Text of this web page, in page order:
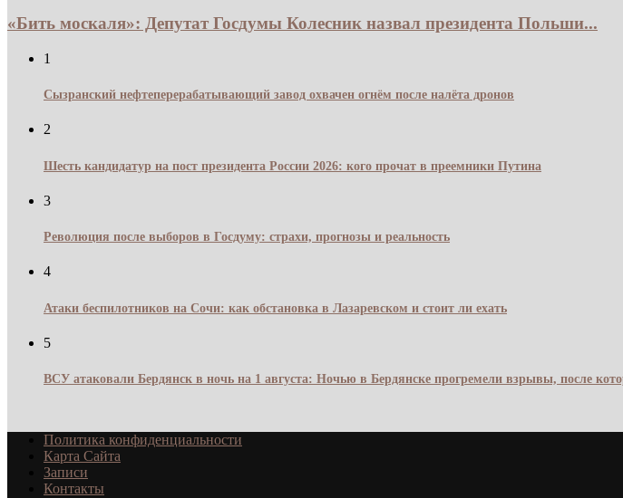
«Бить москаля»: Депутат Госдумы Колесник назвал президента Польши...
1
Сызранский нефтеперерабатывающий завод охвачен огнём после налёта дронов
2
Шесть кандидатур на пост президента России 2026: кого прочат в преемники Путина
3
Революция после выборов в Госдуму: страхи, прогнозы и реальность
4
Атаки беспилотников на Сочи: как обстановка в Лазаревском и стоит ли ехать
5
ВСУ атаковали Бердянск в ночь на 1 августа: Ночью в Бердянске прогремели взрывы, после
Политика конфиденциальности
Карта Сайта
Записи
Контакты